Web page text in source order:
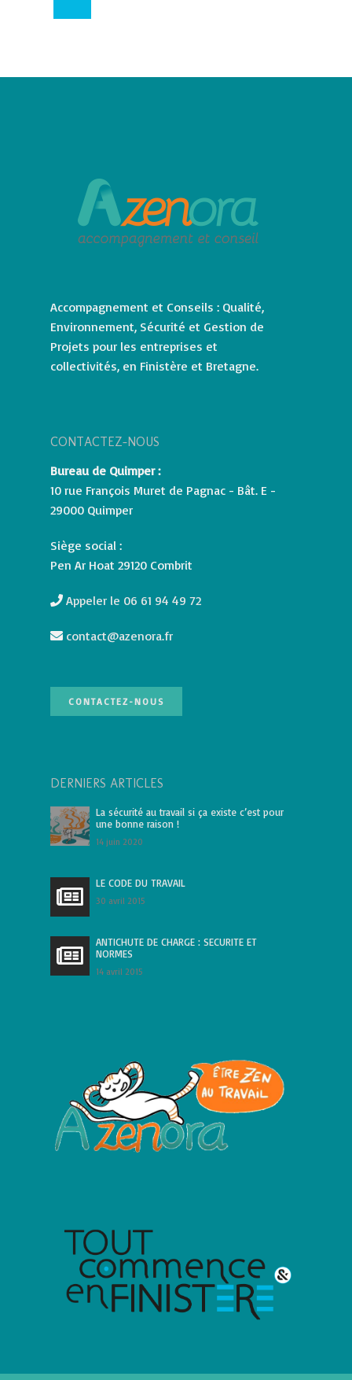
Accompagnement et Conseils : Qualité,
Environnement, Sécurité et Gestion de
Projets pour les entreprises et
collectivités, en Finistère et Bretagne.
CONTACTEZ-NOUS
Bureau de Quimper :
10 rue François Muret de Pagnac - Bât. E -
29000 Quimper
Siège social :
Pen Ar Hoat 29120 Combrit
Appeler le 06 61 94 49 72
contact@azenora.fr
CONTACTEZ-NOUS
DERNIERS ARTICLES
La sécurité au travail si ça existe c’est pour
une bonne raison !
14 juin 2020
LE CODE DU TRAVAIL
30 avril 2015
ANTICHUTE DE CHARGE : SECURITE ET
NORMES
14 avril 2015